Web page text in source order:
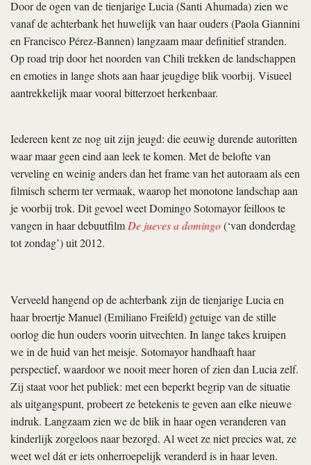
Door de ogen van de tienjarige Lucia (Santi Ahumada) zien we
vanaf de achterbank het huwelijk van haar ouders (Paola Giannini
en Francisco Pérez-Bannen) langzaam maar definitief stranden.
Op road trip door het noorden van Chili trekken de landschappen
en emoties in lange shots aan haar jeugdige blik voorbij. Visueel
aantrekkelijk maar vooral bitterzoet herkenbaar.
Iedereen kent ze nog uit zijn jeugd: die eeuwig durende autoritten
waar maar geen eind aan leek te komen. Met de belofte van
verveling en weinig anders dan het frame van het autoraam als een
filmisch scherm ter vermaak, waarop het monotone landschap aan
je voorbij trok. Dit gevoel weet Domingo Sotomayor feilloos te
vangen in haar debuutfilmDe jueves a domingo(‘van donderdag
tot zondag’) uit 2012.
Verveeld hangend op de achterbank zijn de tienjarige Lucia en
haar broertje Manuel (Emiliano Freifeld) getuige van de stille
oorlog die hun ouders voorin uitvechten. In lange takes kruipen
we in de huid van het meisje. Sotomayor handhaaft haar
perspectief, waardoor we nooit meer horen of zien dan Lucia zelf.
Zij staat voor het publiek: met een beperkt begrip van de situatie
als uitgangspunt, probeert ze betekenis te geven aan elke nieuwe
indruk. Langzaam zien we de blik in haar ogen veranderen van
kinderlijk zorgeloos naar bezorgd. Al weet ze niet precies wat, ze
weet wel dát er iets onherroepelijk veranderd is in haar leven.